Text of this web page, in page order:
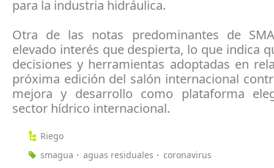
para la industria hidráulica.
Otra de las notas predominantes de
elevado interés que despierta, lo que indica
decisiones y herramientas adoptadas en
próxima edición del salón internacional
mejora y desarrollo como plataforma
sector hídrico internacional.
Riego
smagua
aguas residuales coronavirus